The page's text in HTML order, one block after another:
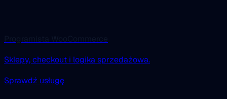
Sklepy, checkout i logika sprzedażowa.
Sprawdź usługę